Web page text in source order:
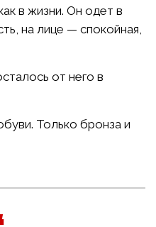
как в жизни. Он одет в
на лице — спокойная,
от него в
Только бронза и